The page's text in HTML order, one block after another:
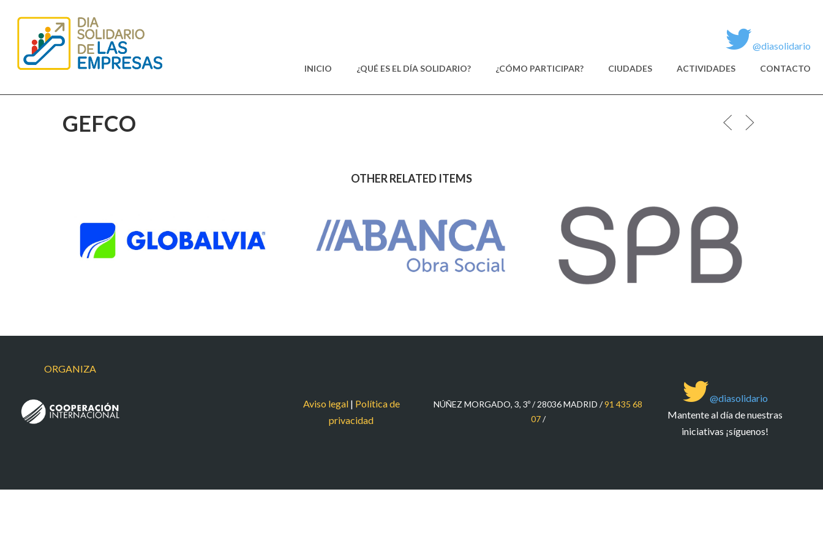
INICIO ¿QUÉ ES EL DÍA SOLIDARIO? ¿CÓMO PARTICIPAR? CIUDADES ACTIVIDADES CONTACTO
@diasolidario
GEFCO
OTHER RELATED ITEMS
GLOBALVIA ABANCA SPB
ORGANIZA
Aviso legal| Política de
privacidad
NÚÑEZ MORGADO, 3, 3º / 28036 MADRID /91 435 68
07/
@diasolidario
Mantente al día de nuestras
iniciativas ¡síguenos!